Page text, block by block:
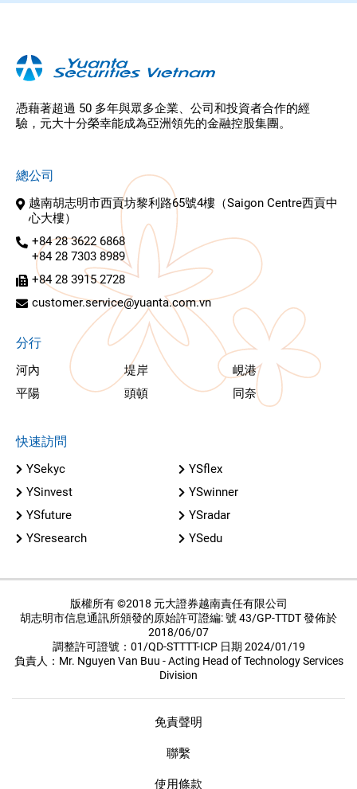
憑藉著超過 50 多年與眾多企業、公司和投資者合作的經
驗，元大十分榮幸能成為亞洲領先的金融控股集團。
總公司
越南胡志明市西貢坊黎利路65號4樓（Saigon Centre西貢中
心大樓）
+84 28 3622 6868
+84 28 7303 8989
+84 28 3915 2728
customer.service@yuanta.com.vn
分行
河內 堤岸
峴港
平陽
頭頓 同奈
快速訪問
YSekyc
YSflex
YSinvest
YSwinner
YSfuture
YSradar
YSresearch
YSedu
版權所有 ©2018 元大證券越南責任有限公司
胡志明市信息通訊所頒發的原始許可證編: 號 43/GP-TTDT 發佈於
2018/06/07
調整許可證號：01/QD-STTTT-ICP 日期 2024/01/19
負責人：Mr. Nguyen Van Buu - Acting Head of Technology Services
Division
免責聲明
聯繫
使用條款